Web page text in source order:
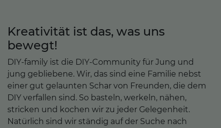
Kreativität ist das, was uns
bewegt!
DIY-family ist die DIY-Community für Jung und
jung gebliebene. Wir, das sind eine Familie nebst
einer gut gelaunten Schar von Freunden, die dem
DIY verfallen sind. So basteln, werkeln, nähen,
stricken und kochen wir zu jeder Gelegenheit.
Natürlich sind wir ständig auf der Suche nach